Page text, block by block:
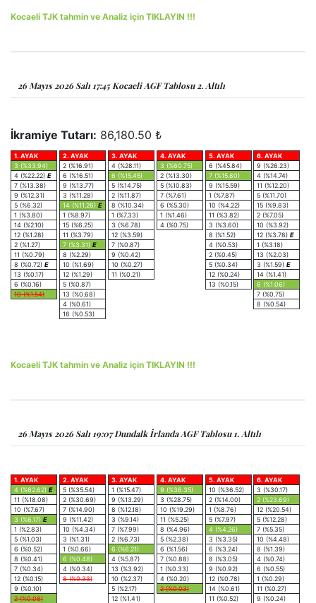
Kocaeli TJK tahmin ve Analiz için TIKLAYIN !!!
26 Mayıs 2026 Salı 17:45 Kocaeli AGF Tablosu 2. Altılı
İkramiye Tutarı: 86,180.50 ₺
1. AYAK
3 (%33.94)
4 (%22.22) E
7 (%13.38)
9 (%12.31)
5 (%6.32)
1 (%3.80)
14 (%2.10)
12 (%1.28)
2 (%1.27)
11 (%0.79)
8 (%0.72) E
13 (%0.17)
6 (%0.16)
10 (%1.54)
2. AYAK
2 (%16.91)
6 (%16.51)
9 (%13.77)
3 (%11.28)
14 (%11.26) E
1 (%8.97)
15 (%6.25)
11 (%3.79)
7 (%3.31) E
8 (%2.29)
10 (%1.69)
12 (%1.29)
5 (%0.87)
13 (%0.68)
4 (%0.61)
16 (%0.53)
3. AYAK
4 (%28.11)
6 (%15.45)
5 (%14.75)
2 (%11.87)
8 (%10.34)
1 (%7.33)
3 (%6.78)
12 (%3.59)
7 (%0.87)
9 (%0.42)
10 (%0.27)
11 (%0.21)
4. AYAK
3 (%60.75)
2 (%13.30)
5 (%10.83)
7 (%7.61)
6 (%5.30)
1 (%1.46)
4 (%0.75)
5. AYAK
6 (%45.84)
7 (%15.80)
9 (%15.59)
1 (%7.87)
10 (%4.22)
11 (%3.82)
3 (%3.60)
8 (%1.52)
4 (%0.53)
2 (%0.45)
5 (%0.34)
12 (%0.24)
13 (%0.15)
6. AYAK
9 (%26.23)
4 (%14.74)
11 (%12.20)
5 (%11.70)
15 (%9.83)
2 (%7.05)
10 (%3.92)
12 (%3.78) E
1 (%3.18)
13 (%2.03)
3 (%1.59) E
14 (%1.41)
6 (%1.06)
7 (%0.75)
8 (%0.54)
Kocaeli TJK tahmin ve Analiz için TIKLAYIN !!!
26 Mayıs 2026 Salı 19:07 Dundalk İrlanda AGF Tablosu 1. Altılı
1. AYAK
4 (%62.62) E
11 (%18.08)
10 (%7.67)
3 (%6.17) E
1 (%2.83)
5 (%1.03)
6 (%0.52)
8 (%0.41)
7 (%0.34)
12 (%0.15)
9 (%0.10)
2 (%0.08)
2. AYAK
5 (%35.54)
2 (%30.69)
7 (%14.90)
9 (%11.42)
10 (%4.34)
3 (%1.31)
1 (%0.66)
6 (%0.48)
4 (%0.34)
8 (%0.33)
3. AYAK
1 (%15.47)
9 (%13.29)
8 (%12.18)
3 (%9.14)
7 (%7.99)
2 (%6.73)
6 (%6.21)
4 (%5.87)
13 (%3.92)
10 (%2.37)
5 (%2.17)
12 (%1.41)
4. AYAK
9 (%36.35)
3 (%28.75)
10 (%19.29)
11 (%5.25)
8 (%4.96)
5 (%2.38)
6 (%1.56)
7 (%0.88)
1 (%0.33)
4 (%0.20)
2 (%0.03)
5. AYAK
10 (%36.52)
2 (%14.00)
1 (%8.76)
5 (%7.97)
4 (%4.26)
3 (%3.35)
6 (%3.24)
8 (%3.05)
9 (%0.92)
12 (%0.78)
14 (%0.61)
11 (%0.52)
6. AYAK
3 (%30.17)
2 (%23.69)
12 (%20.54)
5 (%12.28)
7 (%5.35)
10 (%4.48)
8 (%1.39)
4 (%0.74)
6 (%0.55)
1 (%0.29)
11 (%0.27)
9 (%0.24)